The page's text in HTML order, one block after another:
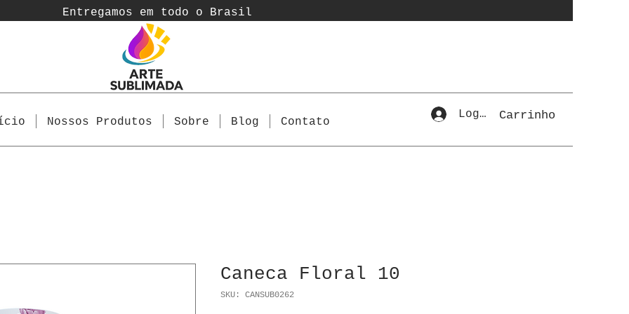
Entregamos em todo o Brasil
Nossos Produtos Sobre Blog Contato
Login Carrinho
Caneca Floral 10
SKU: CANSUB0262